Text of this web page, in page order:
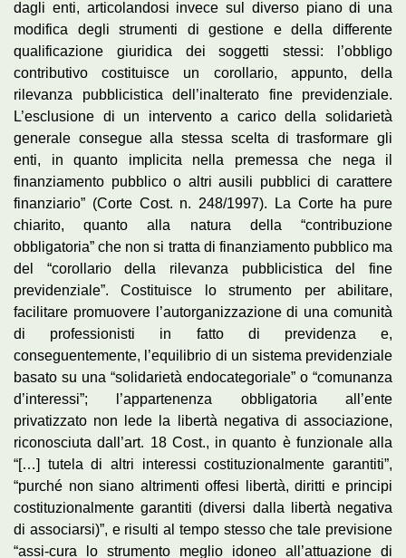
dagli enti, articolandosi invece sul diverso piano di una
modifica degli strumenti di gestione e della differente
qualificazione giuridica dei soggetti stessi: l’obbligo
contributivo costituisce un corollario, appunto, della
rilevanza pubblicistica dell’inalterato fine previdenziale.
L’esclusione di un intervento a carico della solidarietà
generale consegue alla stessa scelta di trasformare gli
enti, in quanto implicita nella premessa che nega il
finanziamento pubblico o altri ausili pubblici di carattere
finanziario” (Corte Cost. n. 248/1997). La Corte ha pure
chiarito, quanto alla natura della “contribuzione
obbligatoria” che non si tratta di finanziamento pubblico ma
del “corollario della rilevanza pubblicistica del fine
previdenziale”. Costituisce lo strumento per abilitare,
facilitare promuovere l’autorganizzazione di una comunità
di professionisti in fatto di previdenza e,
conseguentemente, l’equilibrio di un sistema previdenziale
basato su una “solidarietà endocategoriale” o “comunanza
d’interessi”; l’appartenenza obbligatoria all’ente
privatizzato non lede la libertà negativa di associazione,
riconosciuta dall’art. 18 Cost., in quanto è funzionale alla
“[…] tutela di altri interessi costituzionalmente garantiti”,
“purché non siano altrimenti offesi libertà, diritti e principi
costituzionalmente garantiti (diversi dalla libertà negativa
di associarsi)”, e risulti al tempo stesso che tale previsione
“assi-cura lo strumento meglio idoneo all’attuazione di